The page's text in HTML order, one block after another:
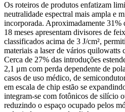
Os roteiros de produtos enfatizam
neutralidade espectral mais ampla e
incorporada. Aproximadamente 31%
18 meses apresentam divisores de
classificados acima de 3 J/cm²,
materiais a laser de vários quilowatts
Cerca de 27% das introduções
2,1 μm com perda dependente de
casos de uso médico, de
em escala de chip estão se
integram-se com fotônicos de silício
reduzindo o espaço ocupado pelos